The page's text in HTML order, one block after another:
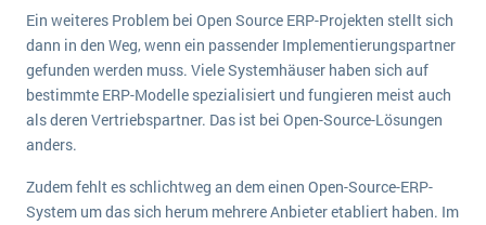
Ein weiteres Problem bei Open Source ERP-Projekten stellt sich
dann in den Weg, wenn ein passender Implementierungspartner
gefunden werden muss. Viele Systemhäuser haben sich auf
bestimmte ERP-Modelle spezialisiert und fungieren meist auch
als deren Vertriebspartner. Das ist bei Open-Source-Lösungen
anders.
Zudem fehlt es schlichtweg an dem einen Open-Source-ERP-
System um das sich herum mehrere Anbieter etabliert haben. Im